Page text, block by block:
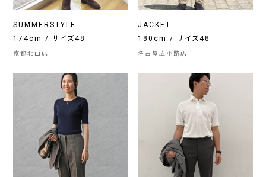
SUMMERSTYLE
174cm / サイズ48
京都北山店
JACKET
180cm / サイズ48
名古屋広小路店